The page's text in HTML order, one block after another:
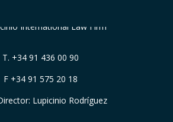
T. +34 91 436 00 90
F +34 91 575 20 18
Lupicinio Rodríguez